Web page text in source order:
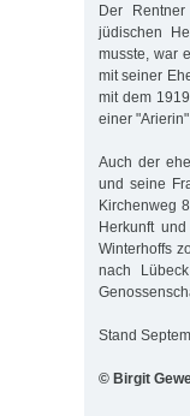
Der
jüdischen
musste, war
mit seiner
mit dem
einer
Auch der
und seine
Kirchenweg
Herkunft
Winterhoffs
nach
Stand
© Birgit